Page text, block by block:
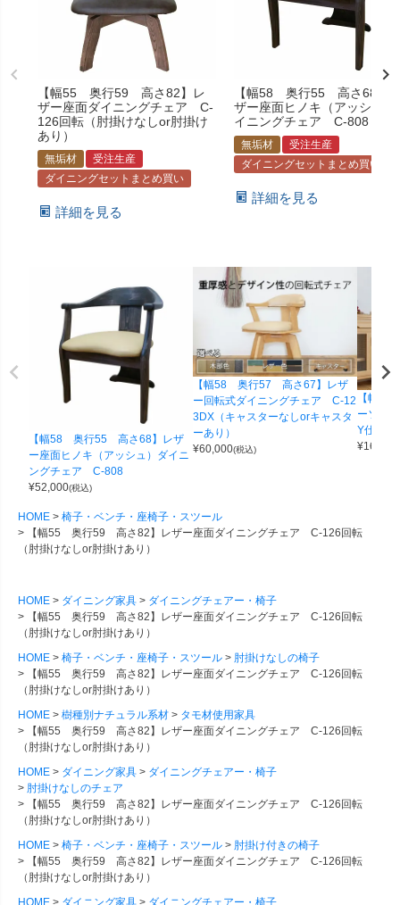
【幅55 奥行59 高さ82】レ
ザー座面ダイニングチェア C-
126回転（肘掛けなしor肘掛け
あり）
無垢材
受注生産
ダイニングセットまとめ買い
詳細を見る
【幅58 奥行55 高さ68】
ザー座面ヒノキ（アッシュ）
イニングチェア C-808
無垢材
受注生産
ダイニングセットまとめ買い
詳細を見る
【幅58 奥行55 高さ68】レザ
ー座面ヒノキ（アッシュ）ダイニ
ングチェア C-808
¥52,000(税込)
【幅58 奥行57 高さ67】レザ
ー回転式ダイニングチェア C-12
3DX（キャスターなしorキャスタ
ーあり）
¥60,000(税込)
【幅
ーソフ
Y仕様(
¥
HOME
椅子・ベンチ・座椅子・スツール
【幅55 奥行59 高さ82】レザー座面ダイニングチェア C-126回転
（肘掛けなしor肘掛けあり）
HOME ダイニング家具
ダイニングチェアー・椅子
【幅55 奥行59 高さ82】レザー座面ダイニングチェア C-126回転
（肘掛けなしor肘掛けあり）
HOME
椅子・ベンチ・座椅子・スツール
肘掛けなしの椅子
【幅55 奥行59 高さ82】レザー座面ダイニングチェア C-126回転
（肘掛けなしor肘掛けあり）
HOME
樹種別ナチュラル系材
タモ材使用家具
【幅55 奥行59 高さ82】レザー座面ダイニングチェア C-126回転
（肘掛けなしor肘掛けあり）
HOME
ダイニング家具
ダイニングチェアー・椅子
肘掛けなしのチェア
【幅55 奥行59 高さ82】レザー座面ダイニングチェア C-126回転
（肘掛けなしor肘掛けあり）
HOME
椅子・ベンチ・座椅子・スツール
肘掛け付きの椅子
【幅55 奥行59 高さ82】レザー座面ダイニングチェア C-126回転
（肘掛けなしor肘掛けあり）
HOME
ダイニング家具 ダイニングチェアー・椅子